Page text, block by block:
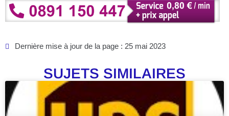
Dernière mise à jour de la page : 25 mai 2023
SUJETS SIMILAIRES